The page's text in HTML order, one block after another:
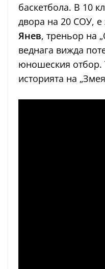
баскетбола. В 10
двора на 20 СОУ, е
Янев, треньор на
веднага вижда
юношеския отбор.
историята на